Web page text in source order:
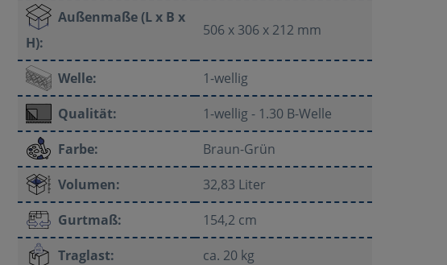
Außenmaße (L x B x
H):
506 x 306 x 212 mm
Welle:
1-wellig
Qualität:
1-wellig - 1.30 B-Welle
Farbe:
Braun-Grün
Volumen:
32,83 Liter
Gurtmaß:
154,2 cm
Traglast:
ca. 20 kg